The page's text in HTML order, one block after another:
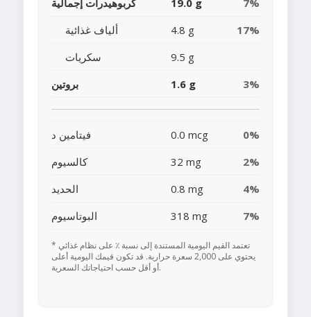
كربوهيدرات إجمالية 19.0 g
7%
ألياف غذائية
4.8 g
17%
سكريات
9.5 g
بروتين
1.6 g 3%
فيتامين د 0.0 mcg
0%
كالسيوم
32 mg
2%
الحديد
0.8 mg
4%
البوتاسيوم
318 mg 7%
* تعتمد القيم اليومية المستندة إلى نسبة ٪ على نظام غذائي
يحتوي على 2,000 سعرة حرارية. قد تكون قيمك اليومية أعلى
أو أقل حسب احتياجاتك السعرية.